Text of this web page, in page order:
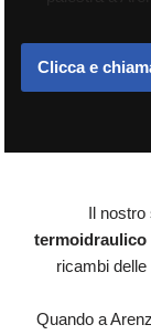
Clicca e
Il nostro
termoidraulico
ricambi
Quando a